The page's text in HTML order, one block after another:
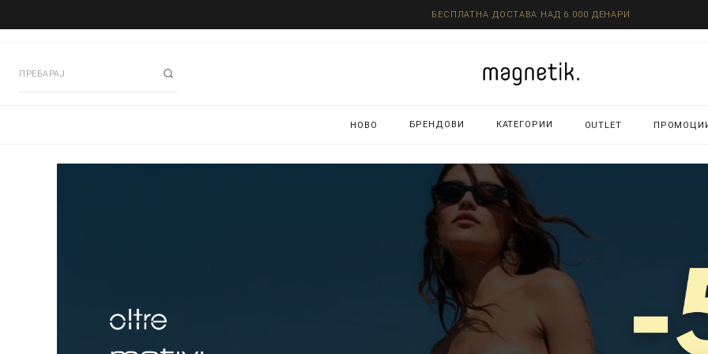
БЕСПЛАТНА ДОСТАВА НАД 6.000 ДЕНАРИ
НОВО БРЕНДОВИ КАТЕГОРИИ OUTLET